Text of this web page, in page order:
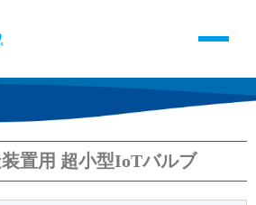
ステムを探す
置用 超小型IoTバルブ